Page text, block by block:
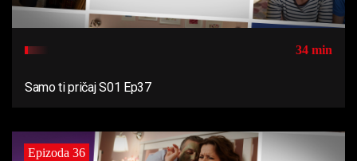
34 min
Samo ti pričaj S01 Ep37
Epizoda 36